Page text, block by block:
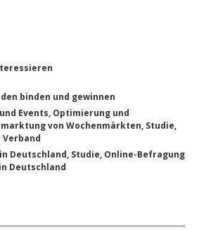
binden und gewinnen
Events, Optimierung und
von Wochenmärkten, Studie,
Deutschland, Studie, Online-Befragung
Deutschland